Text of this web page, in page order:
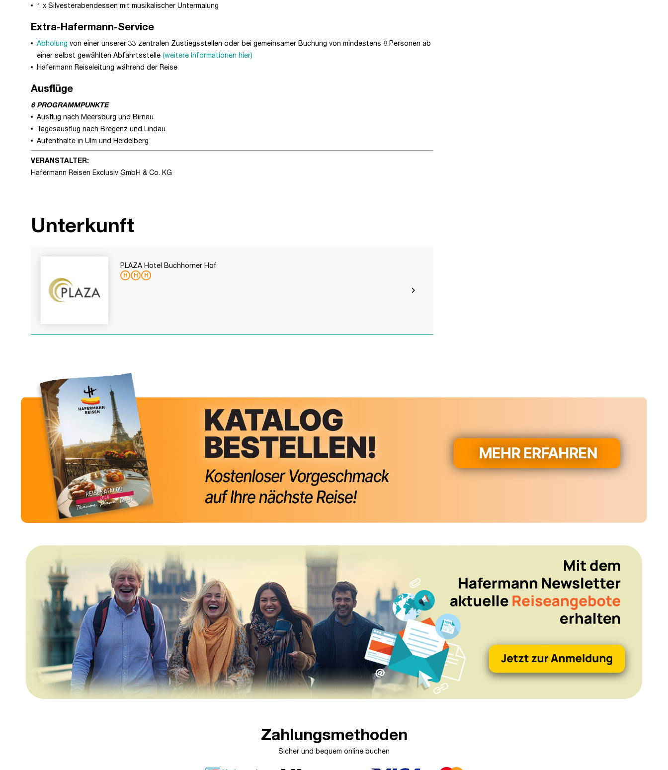
1 x Silvesterabendessen mit musikalischer Untermalung
Extra-Hafermann-Service
Abholung von einer unserer 33 zentralen Zustiegsstellen oder bei gemeinsamer Buchung von mindestens 8 Personen ab
einer selbst gewählten Abfahrtsstelle (weitere Informationen hier)
Hafermann Reiseleitung während der Reise
Ausflüge
6 PROGRAMMPUNKTE
Ausflug nach Meersburg und Birnau
Tagesausflug nach Bregenz und Lindau
Aufenthalte in Ulm und Heidelberg
VERANSTALTER:
Hafermann Reisen Exclusiv GmbH & Co. KG
Unterkunft
PLAZA Hotel Buchhorner Hof
Zahlungsmethoden
Sicher und bequem online buchen